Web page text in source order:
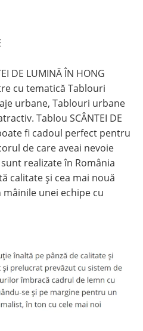
DE LUMINĂ ÎN HONG
cu tematică Tablouri
urbane, Tablouri urbane
Tablou SCÂNTEI DE
fi cadoul perfect pentru
de care aveai nevoie
realizate în România
calitate și cea mai nouă
unei echipe cu